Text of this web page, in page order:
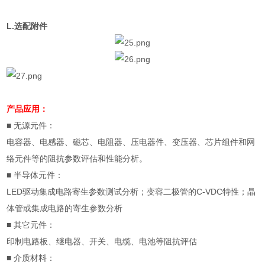
L.选配附件
产品应用：
■ 无源元件：
电容器、电感器、磁芯、电阻器、压电器件、变压器、芯片组件和网
络元件等的阻抗参数评估和性能分析。
■ 半导体元件：
LED驱动集成电路寄生参数测试分析；变容二极管的C-VDC特性；晶
体管或集成电路的寄生参数分析
■ 其它元件：
印制电路板、继电器、开关、电缆、电池等阻抗评估
■ 介质材料：